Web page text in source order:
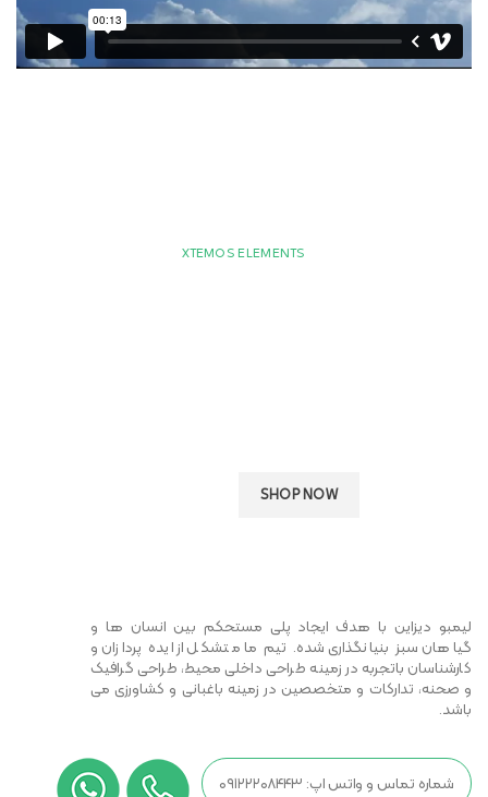
XTEMOS ELEMENTS
SHOP NOW
لیمبو دیزاین با هدف ایجاد پلی مستحکم بین انسان ها و
گیاهان سبز بنیانگذاری شده. تیم ما متشکل از ایده پردازان و
کارشناسان باتجربه در زمینه طراحی داخلی محیط، طراحی گرافیک
و صحنه، تدارکات و متخصصین در زمینه باغبانی و کشاورزی می
باشد.
شماره تماس و واتس اپ: ۰۹۱۲۲۲۰۸۴۴۳